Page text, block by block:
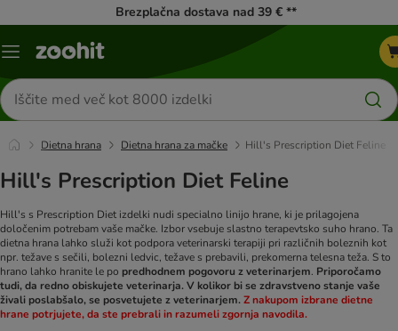
Brezplačna dostava nad 39 € **
Meni
Iskanje
izdelkov
Dietna hrana Dietna hrana za mačke Hill's Prescription Diet Feline
Hill's Prescription Diet Feline
Hill's s Prescription Diet izdelki nudi specialno linijo hrane, ki je prilagojena
določenim potrebam vaše mačke. Izbor vsebuje slastno terapevtsko suho hrano. Ta
dietna hrana lahko služi kot podpora veterinarski terapiji pri različnih boleznih kot
npr. težave s sečili, bolezni ledvic, težave s prebavili, prekomerna telesna teža. S to
hrano lahko hranite le po predhodnem pogovoru z veterinarjem. Priporočamo
tudi, da redno obiskujete veterinarja. V kolikor bi se zdravstveno stanje vaše
živali poslabšalo, se posvetujete z veterinarjem.Z nakupom izbrane dietne
hrane potrjujete, da ste prebrali in razumeli zgornja navodila.